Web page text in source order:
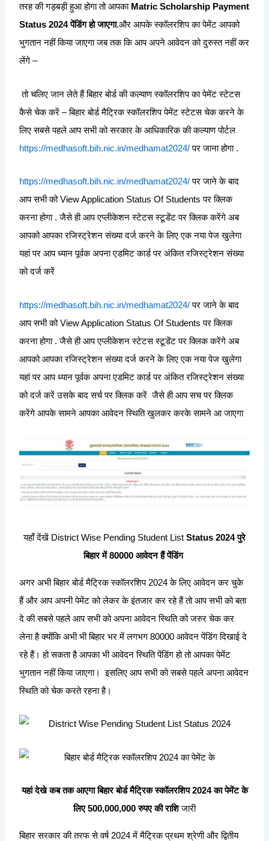
तरह की गड़बड़ी हुआ होगा तो आपका Matric Scholarship Payment
Status 2024 पेंडिंग हो जाएगा.और आपके स्कॉलरशिप का पेमेंट आपको
भुगतान नहीं किया जाएगा जब तक कि आप अपने आवेदन को दुरुस्त नहीं कर
लेंगे –
तो चलिए जान लेते हैं बिहार बोर्ड की कल्याण स्कॉलरशिप का पेमेंट स्टेटस
कैसे चेक करें – बिहार बोर्ड मैट्रिक स्कॉलरशिप पेमेंट स्टेटस चेक करने के
लिए सबसे पहले आप सभी को सरकार के आधिकारिक की कल्याण पोर्टल
https://medhasoft.bih.nic.in/medhamat2024/पर जाना होगा .
https://medhasoft.bih.nic.in/medhamat2024/पर जाने के बाद
आप सभी को View Application Status Of Students पर क्लिक
करना होगा . जैसे ही आप एप्लीकेशन स्टेटस स्टूडेंट पर क्लिक करेंगे अब
आपको आपका रजिस्ट्रेशन संख्या दर्ज करने के लिए एक नया पेज खुलेगा
यहां पर आप ध्यान पूर्वक अपना एडमिट कार्ड पर अंकित रजिस्ट्रेशन संख्या
को दर्ज करें
https://medhasoft.bih.nic.in/medhamat2024/पर जाने के बाद
आप सभी को View Application Status Of Students पर क्लिक
करना होगा . जैसे ही आप एप्लीकेशन स्टेटस स्टूडेंट पर क्लिक करेंगे अब
आपको आपका रजिस्ट्रेशन संख्या दर्ज करने के लिए एक नया पेज खुलेगा
यहां पर आप ध्यान पूर्वक अपना एडमिट कार्ड पर अंकित रजिस्ट्रेशन संख्या
को दर्ज करें उसके बाद सर्च पर क्लिक करें जैसे ही आप सच पर क्लिक
करेंगे आपके सामने आपका आवेदन स्थिति खुलकर करके सामने आ जाएगा
यहाँ देंखें District Wise Pending Student List Status 2024 पुरे
बिहार में 80000 आवेदन हैं पेंडिंग
अगर अभी बिहार बोर्ड मैट्रिक स्कॉलरशिप 2024 के लिए आवेदन कर चुके
हैं और आप अपनी पेमेंट को लेकर के इंतजार कर रहे हैं तो आप सभी को बता
दे की सबसे पहले आप सभी को अपना आवेदन स्थिति को जरुर चेक कर
लेना है क्योंकि अभी भी बिहार भर में लगभग 80000 आवेदन पेंडिंग दिखाई दे
रहे हैं। हो सकता है आपका भी आवेदन स्थिति पेंडिंग हो तो आपका पेमेंट
भुगतान नहीं किया जाएगा। इसलिए आप सभी को सबसे पहले अपना आवेदन
स्थिति को चेक करते रहना है।
यहां देखे कब तक आएगा बिहार बोर्ड मैट्रिक स्कॉलरशिप 2024 का पेमेंट के
लिए 500,000,000 रुपए की राशिजारी
बिहार सरकार की तरफ से वर्ष 2024 में मैट्रिक प्रथम श्रेणी और द्वितीय